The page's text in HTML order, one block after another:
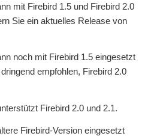
mit Firebird 1.5 und Firebird 2.0
Sie ein aktuelles Release von
noch mit Firebird 1.5 eingesetzt
empfohlen, Firebird 2.0
Firebird 2.0 und 2.1.
Firebird-Version eingesetzt